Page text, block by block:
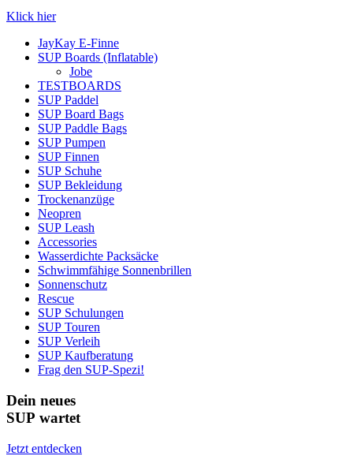
Klick hier
JayKay E-Finne
SUP Boards (Inflatable)
Jobe
TESTBOARDS
SUP Paddel
SUP Board Bags
SUP Paddle Bags
SUP Pumpen
SUP Finnen
SUP Schuhe
SUP Bekleidung
Trockenanzüge
Neopren
SUP Leash
Accessories
Wasserdichte Packsäcke
Schwimmfähige Sonnenbrillen
Sonnenschutz
Rescue
SUP Schulungen
SUP Touren
SUP Verleih
SUP Kaufberatung
Frag den SUP-Spezi!
Dein neues
SUP wartet
Jetzt entdecken